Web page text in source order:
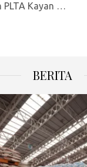
PLTA Kayan …
BERITA